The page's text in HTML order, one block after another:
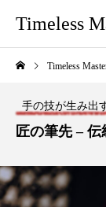
Timeless
Timeless
手の技が生み出
匠の筆先 –